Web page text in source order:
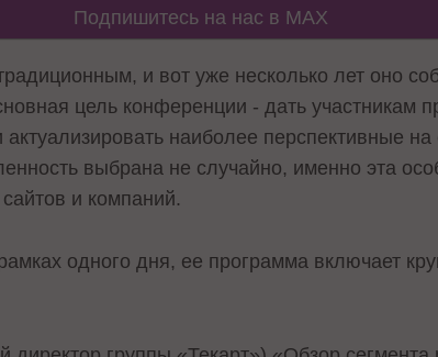
Подпишитесь на нас в MAX
и вот уже несколько лет оно
цель конференции - дать участникам
наиболее перспективные
выбрана не случайно, именно эта
и компаний.
одного дня, ее программа включает